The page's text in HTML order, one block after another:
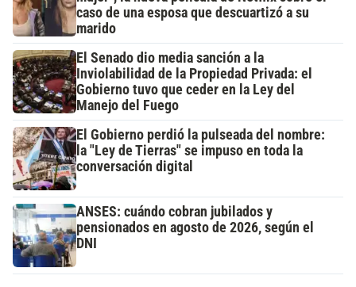
caso de una esposa que descuartizó a su
marido
El Senado dio media sanción a la
Inviolabilidad de la Propiedad Privada: el
Gobierno tuvo que ceder en la Ley del
Manejo del Fuego
El Gobierno perdió la pulseada del nombre:
la "Ley de Tierras" se impuso en toda la
conversación digital
ANSES: cuándo cobran jubilados y
pensionados en agosto de 2026, según el
DNI